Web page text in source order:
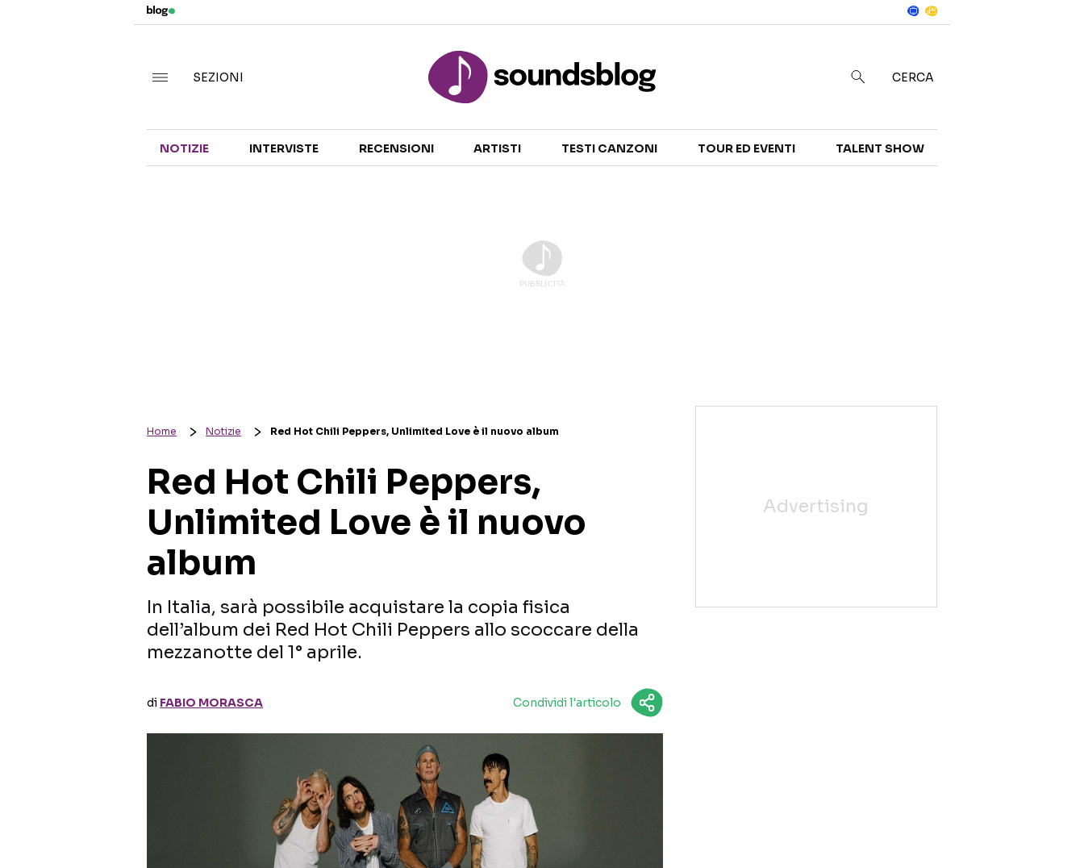
TALENT SHOW
SEZIONI CERCA
NOTIZIE INTERVISTE RECENSIONI ARTISTI TESTI CANZONI TOUR ED EVENTI TALENT SHOW
Home Notizie Red Hot Chili Peppers, Unlimited Love è il nuovo album
Red Hot Chili Peppers,
Unlimited Love è il nuovo
album
In Italia, sarà possibile acquistare la copia fisica
dell’album dei Red Hot Chili Peppers allo scoccare della
mezzanotte del 1° aprile.
di FABIO MORASCA Condividi l'articolo